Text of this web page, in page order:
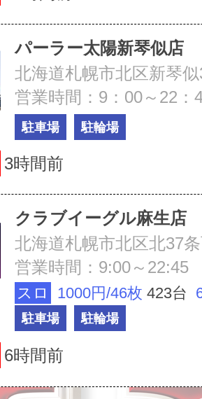
パーラー太陽新琴似店
北海道札幌市北区新琴
営業時間：9：00～22：
駐車場 駐輪場
3時間前
クラブイーグル麻生店
北海道札幌市北区北37
営業時間：9:00～22:45
スロ 1000円/46枚 423台
駐車場 駐輪場
6時間前